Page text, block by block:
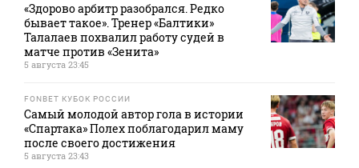
«Здорово арбитр разобрался. Редко
бывает такое». Тренер «Балтики»
Талалаев похвалил работу судей в
матче против «Зенита»
5 августа 23:45
FONBET КУБОК РОССИИ
Самый молодой автор гола в истории
«Спартака» Полех поблагодарил маму
после своего достижения
5 августа 23:43